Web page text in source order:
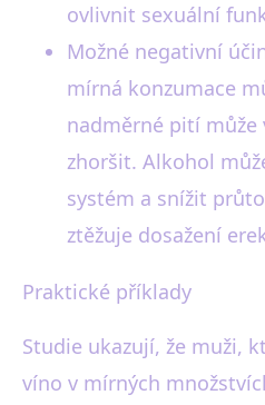
ovlivnit sexuální
Možné negativní
mírná konzumace
nadměrné pití může
zhoršit. Alkohol
systém a snížit
ztěžuje dosažení
Praktické příklady
Studie ukazují, že muži,
víno v mírných